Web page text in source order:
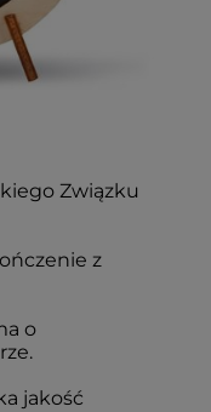
Związku
z
o
jakość